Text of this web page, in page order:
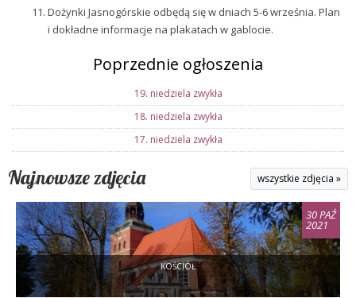
Dożynki Jasnogórskie odbędą się w dniach 5-6 września. Plan
i dokładne informacje na plakatach w gablocie.
Poprzednie ogłoszenia
19. niedziela zwykła
18. niedziela zwykła
17. niedziela zwykła
Najnowsze zdjęcia wszystkie zdjęcia »
30 PAŹ
2021
KOŚCIÓŁ